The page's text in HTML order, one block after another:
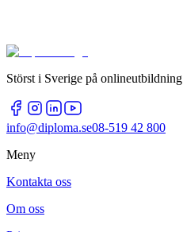
Störst i Sverige på onlineutbildning
info@diploma.se08-519 42 800
Meny
Kontakta oss
Om oss